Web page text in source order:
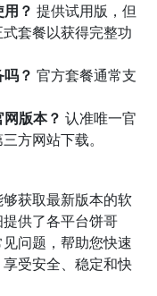
？ 提供试用版，但
套餐以获得完整功
？ 官方套餐通常支
版本？ 认准唯一官
方网站下载。
获取最新版本的软
供了各平台饼哥
问题，帮助您快速
受安全、稳定和快